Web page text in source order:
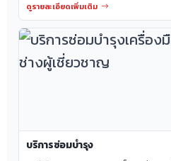
ดูรายละเอียดเพิ่มเติม
บริการซ่อมบำรุง